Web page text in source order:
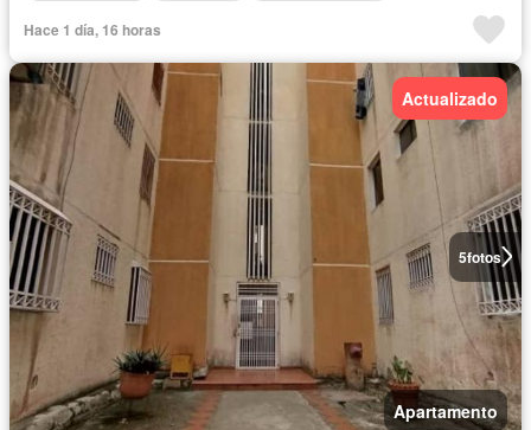
Hace 1 día, 16 horas
5fotos
Actualizado
Apartamento